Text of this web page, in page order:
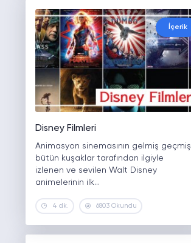
İçerik
Disney Filmleri
Animasyon sinemasının gelmiş geçmiş
bütün kuşaklar tarafından ilgiyle
izlenen ve sevilen Walt Disney
animelerinin ilk…
4 dk. 6803 Okundu